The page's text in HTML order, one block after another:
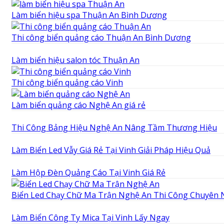
Làm biển hiệu spa Thuận An Bình Dương
Thi công biển quảng cáo Thuận An Bình Dương
Làm biển hiệu salon tóc Thuận An
Thi công biển quảng cáo Vinh
Làm biển quảng cáo Nghệ An giá rẻ
Thi Công Bảng Hiệu Nghệ An Nâng Tầm Thương Hiệu
Làm Biển Led Vẫy Giá Rẻ Tại Vinh Giải Pháp Hiệu Quả
Làm Hộp Đèn Quảng Cáo Tại Vinh Giá Rẻ
Biển Led Chạy Chữ Ma Trận Nghệ An Thi Công Chuyên
Làm Biển Công Ty Mica Tại Vinh Lấy Ngay